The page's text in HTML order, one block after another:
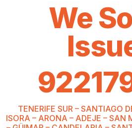
We
TENERIFE SUR – SANTIAGO
ISORA – ARONA – ADEJE – SAN